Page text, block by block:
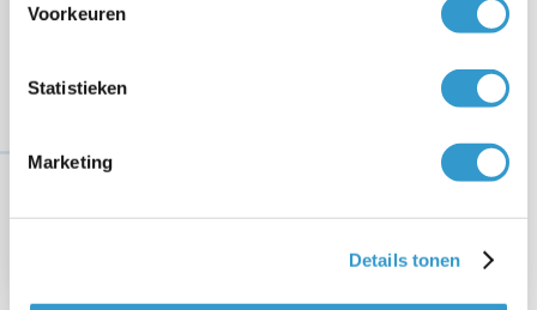
Voorkeuren
Statistieken
Marketing
Details tonen
Het dashboard van jortt laat direct zien hoe je bedrijf
in één overzicht en stuur sneller bij. Ookin de app op
heb je je cijfers altijd bij de hand.